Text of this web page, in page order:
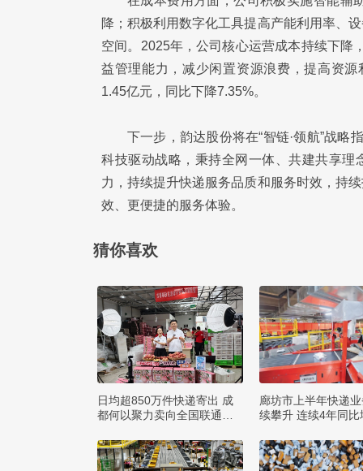
降；积极利用数字化工具提高产能利用率、
空间。2025年，公司核心运营成本持续下降
益管理能力，减少闲置资源浪费，提高资
1.45亿元，同比下降7.35%。
下一步，韵达股份将在“智链·领航”战略
科技驱动战略，秉持全网一体、共建共享理
力，持续提升快递服务品质和服务时效，持
效、更便捷的服务体验。
猜你喜欢
日均超850万件快递寄出 成
都何以聚力卖向全国联通全
廊坊市上半年快递
续攀升 连续4年同比